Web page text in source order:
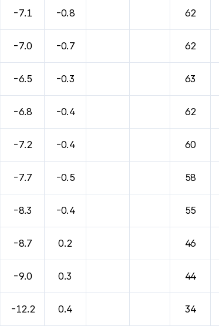
-7.1 -0.8 62
-7.0 -0.7 62
-6.5 -0.3 63
-6.8 -0.4 62
-7.2 -0.4 60
-7.7 -0.5 58
-8.3 -0.4 55
-8.7 0.2 46
-9.0 0.3 44
-12.2 0.4 34